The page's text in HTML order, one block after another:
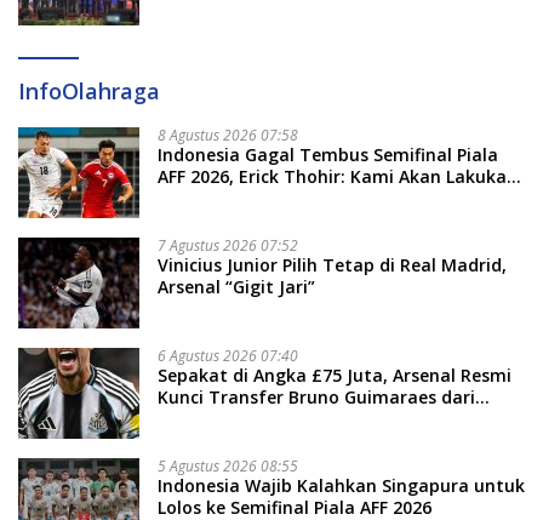
InfoOlahraga
8 Agustus 2026 07:58
Indonesia Gagal Tembus Semifinal Piala
AFF 2026, Erick Thohir: Kami Akan Lakukan
7 Agustus 2026 07:52
Vinicius Junior Pilih Tetap di Real Madrid,
Arsenal “Gigit Jari”
6 Agustus 2026 07:40
Sepakat di Angka £75 Juta, Arsenal Resmi
Kunci Transfer Bruno Guimaraes dari
5 Agustus 2026 08:55
Indonesia Wajib Kalahkan Singapura untuk
Lolos ke Semifinal Piala AFF 2026